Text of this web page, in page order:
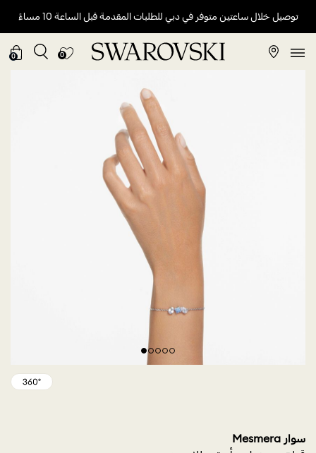
توصيل خلال ساعتين متوفر في دبي للطلبات المقدمة قبل الساعة 10 مساءً
0
0
سوار Mesmera